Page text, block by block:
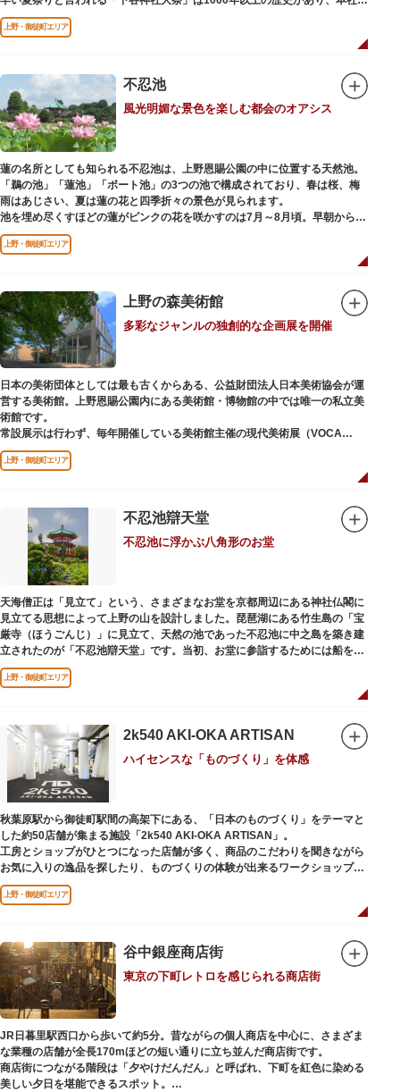
輿の渡御を行う「本祭り」と、町会神輿の渡御だけの「陰祭り」が隔年に行
われています。
本殿には、日本を代表する画家 横山大観による「龍」の天井絵が掲げられて
「句碑」や、初代・三笑亭可楽の寄席が境内で初めて開かれたという「寄席
発祥之地」の石碑などの見どころも。
オリジナルの朱印帳の販売や、月や日によって限定の御朱印頒布も行ってい
ます。
上野・御徒町エリア
不忍池
風光明媚な景色を楽しむ都会のオアシス
蓮の名所としても知られる不忍池は、上野恩賜公園の中に位置する天然池。
「鵜の池」「蓮池」「ボート池」の3つの池で構成されており、春は桜、梅
雨はあじさい、夏は蓮の花と四季折々の景色が見られます。
池を埋め尽くすほどの蓮がピンクの花を咲かすのは7月～8月頃。早朝から午
前のみ開花するので、シーズン中は多くの観光客が朝早くから池を訪れま
す。綺麗な蓮の花を近くから観察できるデッキを散歩しながら朝の不忍池を
から池を眺めれば、新しい発見ができるかもしれません。また、「鵜の池」
にはマガモ・オナガガモなどたくさんの鴨や渡り鳥が訪れます。大都会の中
でバードウォッチングができる珍しいスポットです。
ファミリーで、カップルで、または一人でゆったりと、思い思いの時間をお
過ごしください。
上野・御徒町エリア
上野の森美術館
多彩なジャンルの独創的な企画展を開催
日本の美術団体としては最も古くからある、公益財団法人日本美術協会が運
営する美術館。上野恩賜公園内にある美術館・博物館の中では唯一の私立美
術館です。
常設展示は行わず、毎年開催している美術館主催の現代美術展（VOCA
展）、公募展（上野の森美術館大賞展、日本の自然を描く展）のほか、マン
ガから書展にいたるまで定期的に多彩なジャンルの独創的な企画展を開催し
別館の1階には、小企画展などの開催もできる上野の森美術館ギャラリー、
そして、3階には上野の森アートスクールが設置され、初心者から熟練者を
対象とした油彩・アクリル、水彩、日本画のクラスや、週末に受講できる単
発講座などを開催しています。
上野・御徒町エリア
不忍池辯天堂
不忍池に浮かぶ八角形のお堂
天海僧正は「見立て」という、さまざまなお堂を京都周辺にある神社仏閣に
見立てる思想によって上野の山を設計しました。琵琶湖にある竹生島の「宝
厳寺（ほうごんじ）」に見立て、天然の池であった不忍池に中之島を築き建
立されたのが「不忍池辯天堂」です。当初、お堂に参詣するためには船を使
用していましたが、参詣者が増えたことから橋がかけられました。不忍池の
どこからでも参拝できるように、八角形の建物になったと言われ、7月から8
ご本尊である辯才天は、音楽と芸能の守り神として広く信仰され、
「辯”財”天」とも書くことから、金運上昇といったご利益もあると言われて
います。辯才天は琵琶を持った姿で知られていますが、不忍池辯天堂の辯才
天は、8本の腕に煩悩を破壊する武器をお持ちになっている「八臂辯才天
（はっぴべんざいてん）」。9月に行われる「巳成金（みなるかね）大祭」
で目にすることができます。
不忍池辯天堂には、豊臣秀吉公が大切にしていたという伝説のある、谷中七
福神とは別の「大黒天」も祀られています。
上野・御徒町エリア
2k540 AKI-OKA ARTISAN
ハイセンスな「ものづくり」を体感
秋葉原駅から御徒町駅間の高架下にある、「日本のものづくり」をテーマと
した約50店舗が集まる施設「2k540 AKI-OKA ARTISAN」。
工房とショップがひとつになった店舗が多く、商品のこだわりを聞きながら
お気に入りの逸品を探したり、ものづくりの体験が出来るワークショップに
参加して自分だけのオリジナル商品を作ったり、クリエイターと直接コミュ
ニケーションをとりながらのショッピングが楽しめます。飲食店もあるので
ないぬくもりと、新しいデザインの商品に出会うことができます。
名前の由来は、東京駅から2k540m付近にあることから「2k540」、秋葉原
駅（AKIHABARA）と御徒町駅（OKACHIMACHI）の間にあるという造語
「AKI-OKA」、フランス語で「職人」を意味する「ARTISAN」を組み合わ
せたもの。
施設周辺は、江戸の文化を伝える伝統工芸職人の街だったという背景もあ
り、現在もジュエリーや皮製品を扱うお店が多く、高いセンスとクオリティ
をもった店舗が集結しています。
上野・御徒町エリア
谷中銀座商店街
東京の下町レトロを感じられる商店街
JR日暮里駅西口から歩いて約5分。昔ながらの個人商店を中心に、さまざま
な業種の店舗が全長170mほどの短い通りに立ち並んだ商店街です。
商店街につながる階段は「夕やけだんだん」と呼ばれ、下町を紅色に染める
美しい夕日を堪能できるスポット。